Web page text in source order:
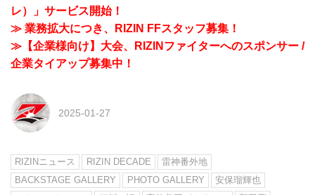
レ）」サービス開始！
≫ 業務拡大につき、RIZIN FFスタッフ募集！
≫【企業様向け】大会、RIZINファイターへのスポンサー /
企業タイアップ募集中！
2025-01-27
RIZINニュース RIZIN DECADE
雷神番外地
BACKSTAGE GALLERY
PHOTO GALLERY
安保瑠輝也